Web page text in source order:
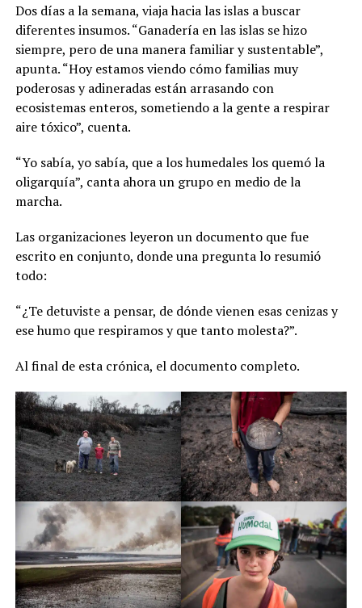
Dos días a la semana, viaja hacia las islas a buscar
diferentes insumos. “Ganadería en las islas se hizo
siempre, pero de una manera familiar y sustentable”,
apunta. “Hoy estamos viendo cómo familias muy
poderosas y adineradas están arrasando con
ecosistemas enteros, sometiendo a la gente a respirar
aire tóxico”, cuenta.
“Yo sabía, yo sabía, que a los humedales los quemó la
oligarquía”, canta ahora un grupo en medio de la
marcha.
Las organizaciones leyeron un documento que fue
escrito en conjunto, donde una pregunta lo resumió
todo:
“¿Te detuviste a pensar, de dónde vienen esas cenizas y
ese humo que respiramos y que tanto molesta?”.
Al final de esta crónica, el documento completo.